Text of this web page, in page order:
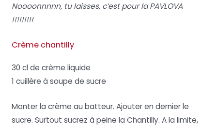
Noooonnnnn, tu laisses, c’est pour la PAVLOVA
!!!!!!!!!
Crème chantilly
30 cl de crème liquide
1 cuillère à soupe de sucre
Monter la crème au batteur. Ajouter en dernier le
sucre. Surtout sucrez à peine la Chantilly. A la limite,